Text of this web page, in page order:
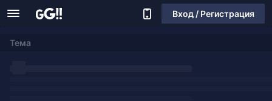
Вход / Регистрация
Тема